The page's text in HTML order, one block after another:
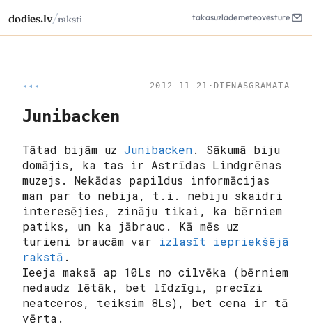
dodies.lv/raksti takasuzlādemeteovēsture
◂◂◂ 2012-11-21 · DIENASGRĀMATA
Junibacken
Tātad bijām uz Junibacken. Sākumā biju
domājis, ka tas ir Astrīdas Lindgrēnas
muzejs. Nekādas papildus informācijas
man par to nebija, t.i. nebiju skaidri
interesējies, zināju tikai, ka bērniem
patiks, un ka jābrauc. Kā mēs uz
turieni braucām var izlasīt iepriekšējā
rakstā .
Ieeja maksā ap 10Ls no cilvēka (bērniem
nedaudz lētāk, bet līdzīgi, precīzi
neatceros, teiksim 8Ls), bet cena ir tā
vērta.